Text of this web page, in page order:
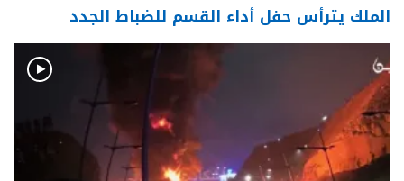
الملك يترأس حفل أداء القسم للضباط الجدد